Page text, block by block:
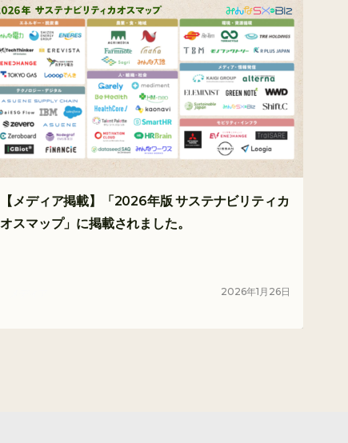
【メディア掲載】「2026年版 サステナビリティカ
オスマップ」に掲載されました。
2026年1 月 26日